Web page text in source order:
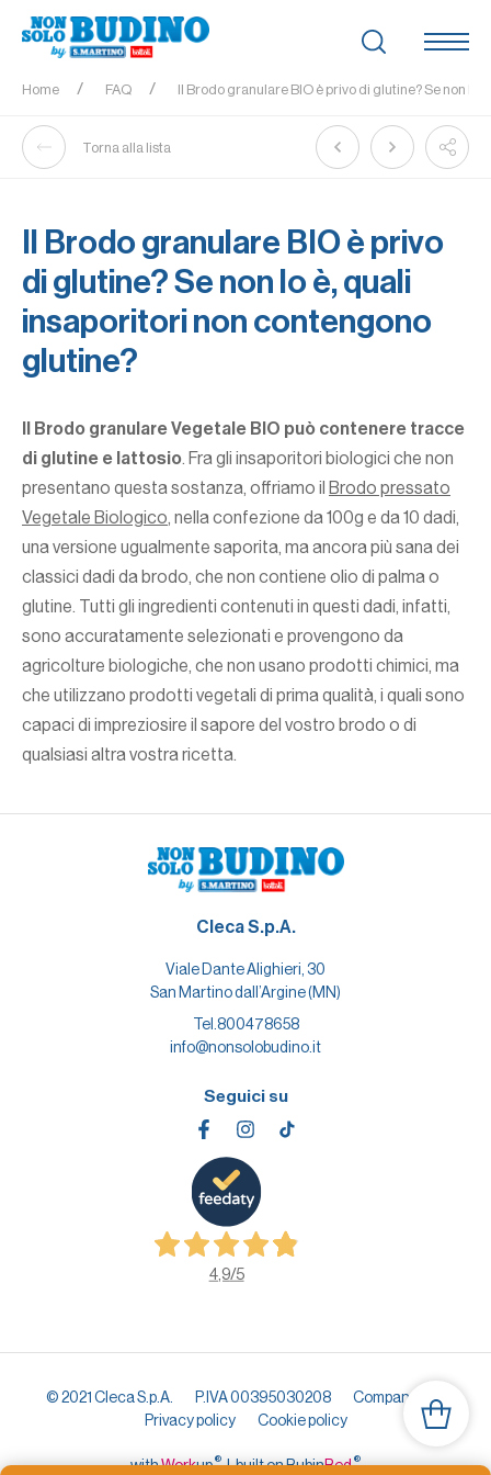
Home FAQ Il Brodo granulare BIO è privo di glutine? Se non
Torna alla lista
Il Brodo granulare BIO è privo
di glutine? Se non lo è, quali
insaporitori non contengono
glutine?
Il Brodo granulare Vegetale BIO può contenere tracce
di glutine e lattosio. Fra gli insaporitori biologici che non
presentano questa sostanza, offriamo il Brodo pressato
Vegetale Biologico, nella confezione da 100g e da 10 dadi,
una versione ugualmente saporita, ma ancora più sana dei
classici dadi da brodo, che non contiene olio di palma o
glutine. Tutti gli ingredienti contenuti in questi dadi, infatti,
sono accuratamente selezionati e provengono da
agricolture biologiche, che non usano prodotti chimici, ma
che utilizzano prodotti vegetali di prima qualità, i quali sono
capaci di impreziosire il sapore del vostro brodo o di
qualsiasi altra vostra ricetta.
Cleca S.p.A.
Viale Dante Alighieri, 30
San Martino dall’Argine (MN)
Tel. 800478658
info@nonsolobudino.it
Seguici su
4,9/5
© 2021 Cleca S.p.A. P.IVA 00395030208
Company info
Privacy policy
Cookie policy
withWorkup® | built on RubinRed®